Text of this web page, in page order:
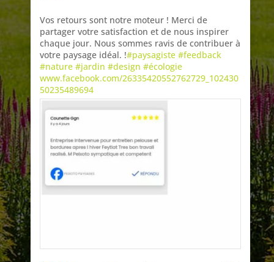
Vos retours sont notre moteur ! Merci de
partager votre satisfaction et de nous inspirer
chaque jour. Nous sommes ravis de contribuer à
votre paysage idéal. !#paysagiste #feedback
#nature #jardin #design #écologie
www.facebook.com/26335420552762729_102430
50235489694